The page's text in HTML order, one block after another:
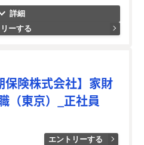
ーする
保険株式会社】家財
（東京）_正社員
エントリーする